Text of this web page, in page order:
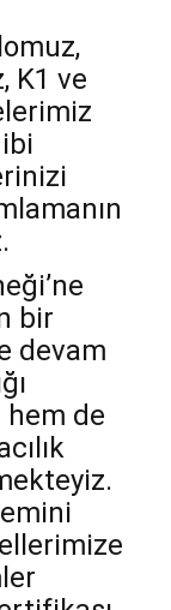
K1 ve
bir
devam
de